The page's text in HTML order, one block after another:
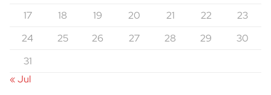
17
18 19 20 21 22
23
24
25 26 27 28 29
30
31
« Jul